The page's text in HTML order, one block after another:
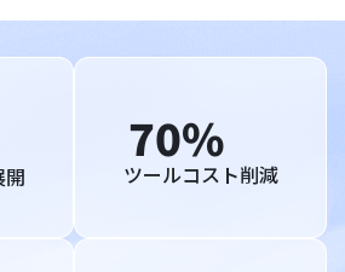
開
70%
ツールコスト削減